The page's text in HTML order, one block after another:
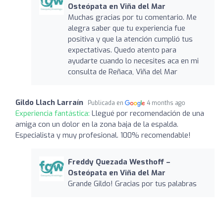
Osteópata en Viña del Mar
Muchas gracias por tu comentario. Me
alegra saber que tu experiencia fue
positiva y que la atención cumplió tus
expectativas. Quedo atento para
ayudarte cuando lo necesites aca en mi
consulta de Reñaca, Viña del Mar
Gildo Llach Larraín Publicada en 4 months ago
Experiencia fantástica: Llegué por recomendación de una
amiga con un dolor en la zona baja de la espalda.
Especialista y muy profesional. 100% recomendable!
Freddy Quezada Westhoff –
Osteópata en Viña del Mar
Grande Gildo! Gracias por tus palabras